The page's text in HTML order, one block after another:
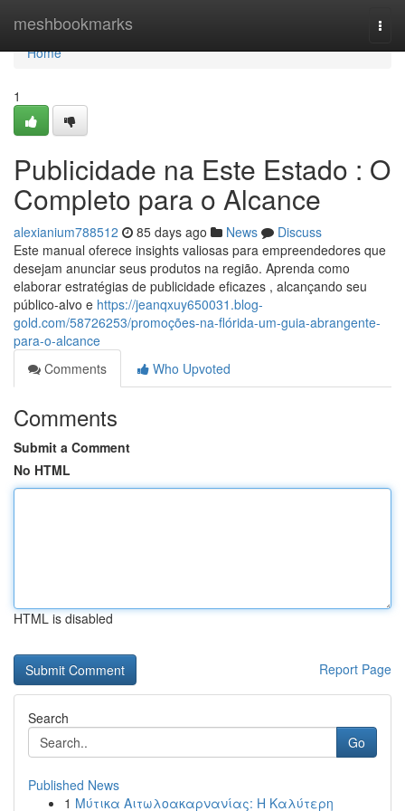
meshbookmarks
Home
Home
1
Publicidade na Este Estado : O
Completo para o Alcance
alexianium788512 85 days ago News
Discuss
Este manual oferece insights valiosas para empreendedores que
desejam anunciar seus produtos na região. Aprenda como
elaborar estratégias de publicidade eficazes , alcançando seu
público-alvo e https://jeanqxuy650031.blog-
gold.com/58726253/promoções-na-flórida-um-guia-abrangente-
para-o-alcance
Comments
Who Upvoted
Comments
Submit a Comment
No HTML
HTML is disabled
Report Page
Search
Go
Published News
1 Μύτικα Αιτωλοακαρνανίας: Η Καλύτερη